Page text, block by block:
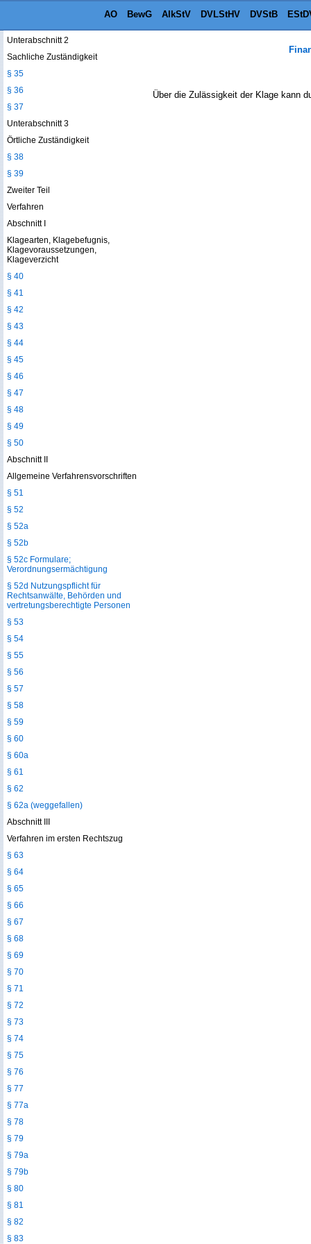
AO BewG AlkStV DVLStHV DVStB
Über die Zulässigkeit der Klage kann
Unterabschnitt 2
Sachliche Zuständigkeit
§ 35
§ 36
§ 37
Unterabschnitt 3
Örtliche Zuständigkeit
§ 38
§ 39
Zweiter Teil
Verfahren
Abschnitt I
Klagearten, Klagebefugnis,
Klagevoraussetzungen,
Klageverzicht
§ 40
§ 41
§ 42
§ 43
§ 44
§ 45
§ 46
§ 47
§ 48
§ 49
§ 50
Abschnitt II
Allgemeine Verfahrensvorschriften
§ 51
§ 52
§ 52a
§ 52b
§ 52c Formulare;
Verordnungsermächtigung
§ 52d Nutzungspflicht für
Rechtsanwälte, Behörden und
vertretungsberechtigte Personen
§ 53
§ 54
§ 55
§ 56
§ 57
§ 58
§ 59
§ 60
§ 60a
§ 61
§ 62
§ 62a (weggefallen)
Abschnitt III
Verfahren im ersten Rechtszug
§ 63
§ 64
§ 65
§ 66
§ 67
§ 68
§ 69
§ 70
§ 71
§ 72
§ 73
§ 74
§ 75
§ 76
§ 77
§ 77a
§ 78
§ 79
§ 79a
§ 79b
§ 80
§ 81
§ 82
§ 83